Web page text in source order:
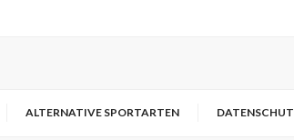
ALTERNATIVE SPORTARTEN